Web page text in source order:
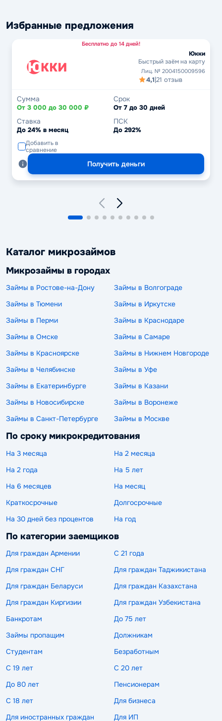
Избранные предложения
Бесплатно до 14 дней!
Юкки
Быстрый заём на карту
Лиц. № 2004150009596
4,1|21 отзыв
Сумма
От 3 000 до 30 000 ₽
Срок
От 7 до 30 дней
Ставка
До 24% в месяц
ПСК
До 292%
Добавить в
сравнение
Получить деньги
Каталог микрозаймов
Микрозаймы в городах
Займы в Ростове-на-Дону
Займы в Волгограде
Займы в Тюмени
Займы в Иркутске
Займы в Перми
Займы в Краснодаре
Займы в Омске
Займы в Самаре
Займы в Красноярске
Займы в Нижнем Новгороде
Займы в Челябинске
Займы в Уфе
Займы в Екатеринбурге
Займы в Казани
Займы в Новосибирске
Займы в Воронеже
Займы в Санкт-Петербурге
Займы в Москве
По сроку микрокредитования
На 3 месяца
На 2 месяца
На 2 года
На 5 лет
На 6 месяцев
На месяц
Краткосрочные
Долгосрочные
На 30 дней без процентов
На год
По категории заемщиков
Для граждан Армении
С 21 года
Для граждан СНГ
Для граждан Таджикистана
Для граждан Беларуси
Для граждан Казахстана
Для граждан Киргизии
Для граждан Узбекистана
Банкротам
До 75 лет
Займы пропащим
Должникам
Студентам
Безработным
С 19 лет
С 20 лет
До 80 лет
Пенсионерам
С 18 лет
Для бизнеса
Для иностранных граждан
Для ИП